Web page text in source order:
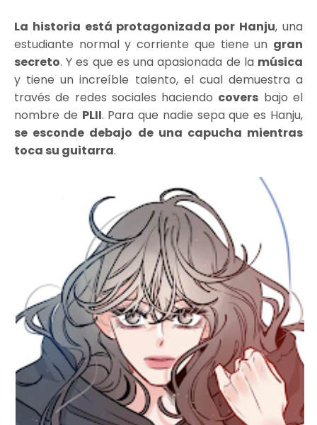
La historia está protagonizada por Hanju, una
estudiante normal y corriente que tiene un gran
secreto. Y es que es una apasionada de la música
y tiene un increíble talento, el cual demuestra a
través de redes sociales haciendo covers bajo el
nombre de PLII. Para que nadie sepa que es Hanju,
se esconde debajo de una capucha mientras
toca su guitarra.